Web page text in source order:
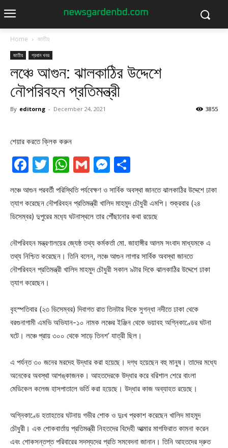
Home জাতীয়
জাতীয় প্রধান খবর
লঞ্চে আগুন: ঝালকাঠির উদ্দেশে
নৌপরিবহন প্রতিমন্ত্রী
By editorng - December 24, 2021 3855
শেয়ার করতে ক্লিক করুন
Facebook
Twitter
WhatsApp
GmailMessenger
লঞ্চে আগুন পরবর্তী পরিস্থিতি পর্যবেক্ষণ ও সার্বিক অবস্থা জানতে ঝালকাঠির উদ্দেশে ঢাকা
ত্যাগ করেছেন নৌপরিবহন প্রতিমন্ত্রী খালিদ মাহমুদ চৌধুরী এমপি। শুক্রবার (২৪
ডিসেম্বর) দুপুরের মধ‍্যে ঘটনাস্থলে তার পৌঁছানোর কথা রয়েছে
নৌপরিবহন মন্ত্রণালয়ের জ্যেষ্ঠ তথ্য কর্মকর্তা মো. জাহাঙ্গীর আলম সংবাদ মাধ্যমকে এ
তথ্য নিশ্চিত করেছেন। তিনি বলেন, লঞ্চে আগুন লাগার সার্বিক অবস্থা জানতে
নৌপরিবহন প্রতিমন্ত্রী খালিদ মাহমুদ চৌধুরী সকাল ৯টার দিকে ঝালকাঠির উদ্দেশে ঢাকা
ত‍্যাগ করেছেন।
বৃহস্পতিবার (২৩ ডিসেম্বর) দিবাগত রাত তিনটার দিকে সুগন্ধা নদীতে ঢাকা থেকে
বরগুনাগামী এমভি অভিযান-১০ নামক লঞ্চের ইঞ্জিন থেকে ভয়াবহ অগ্নিকাণ্ডের ঘটনা
ঘটে। লঞ্চে প্রায় ৩০০ থেকে সাড়ে তিনশ’ যাত্রী ছিল।
এ পর্যন্ত ৩০ জনের মরদেহ উদ্ধার করা হয়েছে। দগ্ধ হয়েছেন বহু মানুষ। তাদের মধ্যে
অনেকের অবস্থা আশঙ্কাজনক। আহতদেরকে উদ্ধার করে বরিশাল শেরে বাংলা
মেডিকেল কলেজ হাসপাতালে ভর্তি করা হয়েছে। উদ্ধার কাজ অব্যাহত রয়েছে।
অগ্নিকাণ্ডে হতাহতের ঘটনায় গভীর শোক ও দুঃখ প্রকাশ করেছেন খালিদ মাহমুদ
চৌধুরী। এক শোকবার্তায় প্রতিমন্ত্রী নিহতদের বিদেহী আত্মার মাগফিরাত কামনা করেন
এবং শোকসন্তপ্ত পরিবারের সদস্যদের প্রতি সমবেদনা জানান। তিনি আহতদের দ্রুত